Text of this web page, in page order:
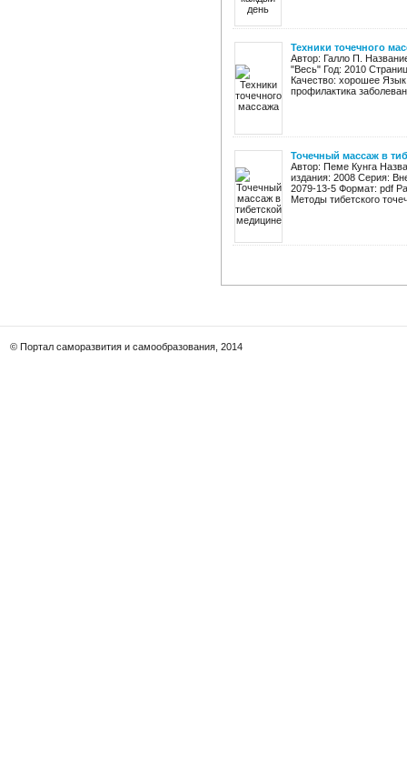
Техники точечного
Автор: Галло П.
"Весь" Год: 2010
Качество: хорошее
профилактика
Точечный массаж в
Автор: Пеме Кунга
издания: 2008 Серия:
2079-13-5 Формат: pdf
Методы тибетского
© Портал саморазвития и самообразования, 2014